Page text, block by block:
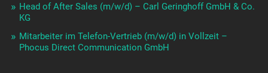
Head of After Sales (m/w/d) – Carl Geringhoff GmbH & Co.
KG
Mitarbeiter im Telefon-Vertrieb (m/w/d) in Vollzeit –
Phocus Direct Communication GmbH